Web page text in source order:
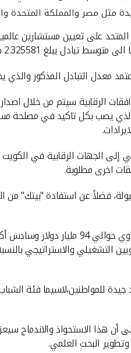
مثل مصر والمملكة المتحدة
مقابل سهم واحد من اسهم بيتك.
معدل التبادل المذكور
في اسهم بيتك، وهو الامر الذي يصب
الجهات الرقابية في
اخرى مطلوبة.
فضلاً عن استفادة "بيتك"
وقال المرزوق إنه عند الانتهاء من
التشغيلي والاستراتيجي
للمواطنين،لاسيما فئة
هذا الاستحواذ والاندماج
وتطوير البحث العلمي.